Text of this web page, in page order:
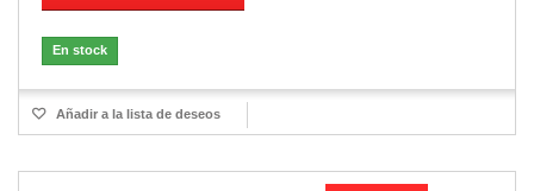
En stock
Añadir a la lista de deseos